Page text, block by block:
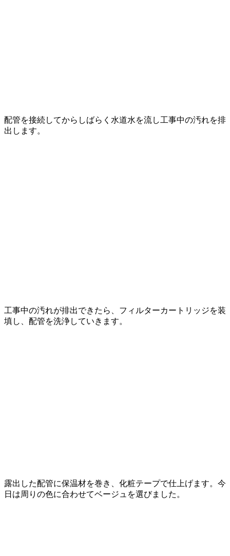
配管を接続してからしばらく水道水を流し工事中の汚れを排
出します。
工事中の汚れが排出できたら、フィルターカートリッジを装
填し、配管を洗浄していきます。
露出した配管に保温材を巻き、化粧テープで仕上げます。今
日は周りの色に合わせてベージュを選びました。